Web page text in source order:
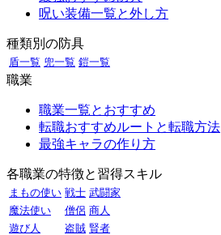
呪い装備一覧と外し方
種類別の防具
盾一覧 兜一覧 鎧一覧
職業
職業一覧とおすすめ
転職おすすめルートと転職方法
最強キャラの作り方
各職業の特徴と習得スキル
まもの使い 戦士 武闘家
魔法使い
僧侶 商人
遊び人
盗賊 賢者